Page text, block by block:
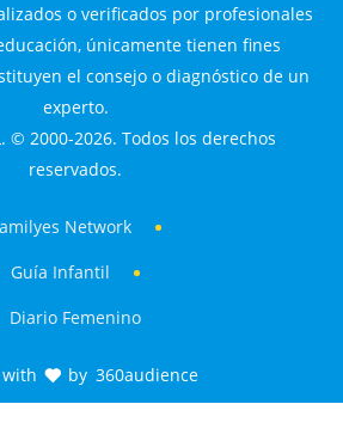
o verificados por profesionales
únicamente tienen fines
el consejo o diagnóstico de un
experto.
© 2000-2026. Todos los derechos
reservados.
Network
Guía Infantil
Diario Femenino
by 360audience